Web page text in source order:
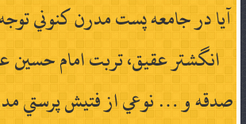
آيا در جامعه پست مدرن كنوني
انگشتر عقيق، تربت امام حسين
صدقه و … نوعي از فتيش پرستي